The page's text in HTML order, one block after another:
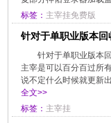
标签： 主宰挂免费版
针对于单职业版本
针对于单职业版本
主宰是可以百分百过所
说不定什么时候就更新
全文>>
标签： 主宰挂